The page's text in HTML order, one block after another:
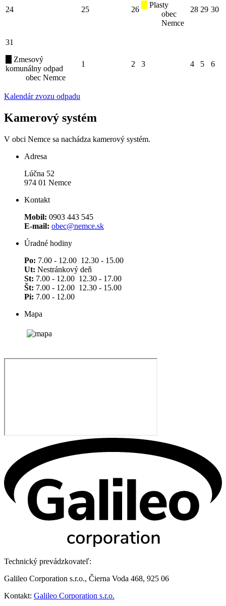
24 25 26
Plasty
obec
Nemce
28 29 30
31
Zmesový
komunálny odpad
obec Nemce
1 2 3 4 5 6
Kalendár zvozu odpadu
Kamerový systém
V obci Nemce sa nachádza kamerový systém.
Adresa
Lúčna 52
974 01 Nemce
Kontakt
Mobil: 0903 443 545
E-mail: obec@nemce.sk
Úradné hodiny
Po: 7.00 - 12.00 12.30 - 15.00
Ut: Nestránkový deň
St: 7.00 - 12.00 12.30 - 17.00
Št: 7.00 - 12.00 12.30 - 15.00
Pi: 7.00 - 12.00
Mapa
Technický prevádzkovateľ:
Galileo Corporation s.r.o., Čierna Voda 468, 925 06
Kontakt: Galileo Corporation s.r.o.